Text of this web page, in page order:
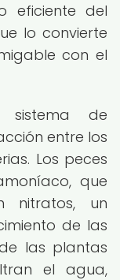
eficiente del
lo convierte
con el
sistema de
entre los
Los peces
que
nitratos, un
de las
las plantas
el agua,